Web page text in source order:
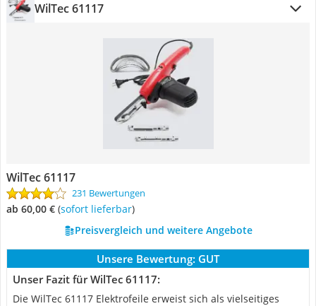
WilTec 61117
WilTec 61117
231 Bewertungen
ab 60,00 € ( Sofort lieferbar)
Preisvergleich und weitere Angebote
Unsere Bewertung: GUT
Unser Fazit für WilTec 61117:
Die WilTec 61117 Elektrofeile erweist sich als vielseitiges